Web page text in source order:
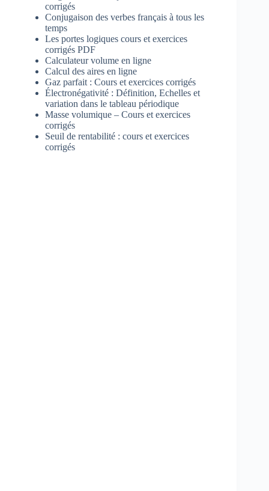
corrigés
Conjugaison des verbes français à tous les
temps
Les portes logiques cours et exercices
corrigés PDF
Calculateur volume en ligne
Calcul des aires en ligne
Gaz parfait : Cours et exercices corrigés
Électronégativité : Définition, Echelles et
variation dans le tableau périodique
Masse volumique – Cours et exercices
corrigés
Seuil de rentabilité : cours et exercices
corrigés